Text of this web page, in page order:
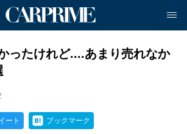
ったけれど....あまり売れなか
ート ブックマーク